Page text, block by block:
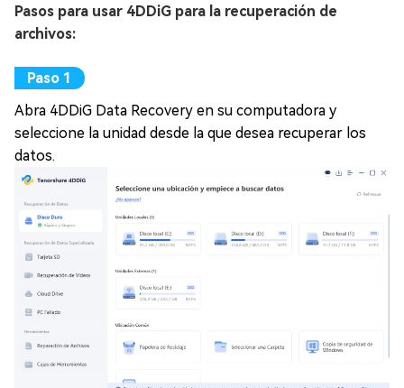
Pasos para usar 4DDiG para la recuperación de
archivos:
Abra 4DDiG Data Recovery en su computadora y
seleccione la unidad desde la que desea recuperar los
datos.